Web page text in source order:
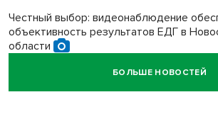
Честный выбор: видеонаблюдение
объективность результатов ЕДГ в
области
Кибертанки пошли в бой: «Ростелеком»
БОЛЬШЕ НОВОСТЕЙ